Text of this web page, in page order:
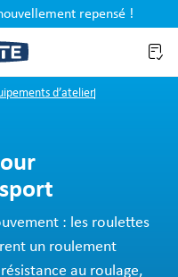
repensé !
d’atelier
: les roulettes
un roulement
au roulage,